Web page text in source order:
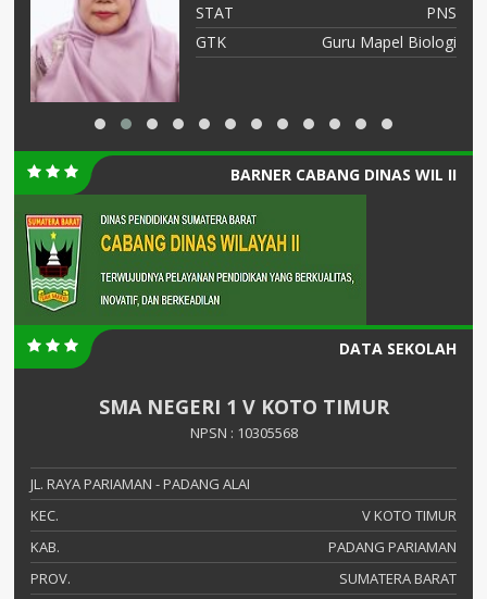
STAT
PNS
GTK
Guru Mapel Biologi
BARNER CABANG DINAS WIL II
DATA SEKOLAH
SMA NEGERI 1 V KOTO TIMUR
NPSN : 10305568
JL. RAYA PARIAMAN - PADANG ALAI
KEC.
V KOTO TIMUR
KAB.
PADANG PARIAMAN
PROV.
SUMATERA BARAT